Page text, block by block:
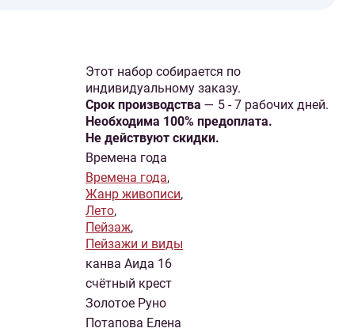
Этот набор собирается по
индивидуальному заказу.
Cрок производства — 5 - 7 рабочих дней.
Необходима 100% предоплата.
Не действуют скидки.
Времена года
Времена года,
Жанр живописи,
Лето,
Пейзаж,
Пейзажи и виды
канва Аида 16
счётный крест
Золотое Руно
Потапова Елена